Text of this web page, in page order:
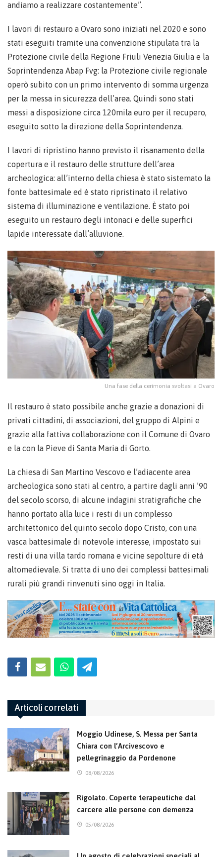
andiamo a realizzare costantemente”.
I lavori di restauro a Ovaro sono iniziati nel 2020 e sono
stati eseguiti tramite una convenzione stipulata tra la
Protezione civile della Regione Friuli Venezia Giulia e la
Soprintendenza Abap Fvg: la Protezione civile regionale
operò subito con un primo intervento di somma urgenza
per la messa in sicurezza dell’area. Quindi sono stati
messi a disposizione circa 120mila euro per il recupero,
eseguito sotto la direzione della Soprintendenza.
I lavori di ripristino hanno previsto il risanamento della
copertura e il restauro delle strutture dell’area
archeologica: all’interno della chiesa è stato sistemato la
fonte battesimale ed è stato ripristinato il relativo
sistema di illuminazione e ventilazione. È stato poi
eseguito un restauro degli intonaci e delle superfici
lapide interessate dall’alluvione.
Una fase della cerimonia svoltasi a Ovaro
Il restauro è stato possibile anche grazie a donazioni di
privati cittadini, di associazioni, del gruppo di Alpini e
grazie alla fattiva collaborazione con il Comune di Ovaro
e la con la Pieve di Santa Maria di Gorto.
La chiesa di San Martino Vescovo e l’adiacente area
archeologica sono stati al centro, a partire dagli anni ’90
del secolo scorso, di alcune indagini stratigrafiche che
hanno portato alla luce i resti di un complesso
architettonico del quinto secolo dopo Cristo, con una
vasca battesimale di notevole interesse, impostato sui
resti di una villa tardo romana e vicine sepolture di età
altomedievale. Si tratta di uno dei complessi battesimali
rurali più grandi rinvenuti sino oggi in Italia.
Articoli correlati
Moggio Udinese, S. Messa per Santa
Chiara con l’Arcivescovo e
pellegrinaggio da Pordenone
08/08/2026
Rigolato. Coperte terapeutiche dal
carcere alle persone con demenza
05/08/2026